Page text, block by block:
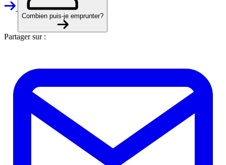
Combien puis-je emprunter?
Partager sur :